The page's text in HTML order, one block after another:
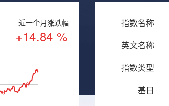
近一个月涨跌幅
+14.84 %
指数名称
英文名称
指数类型
基日